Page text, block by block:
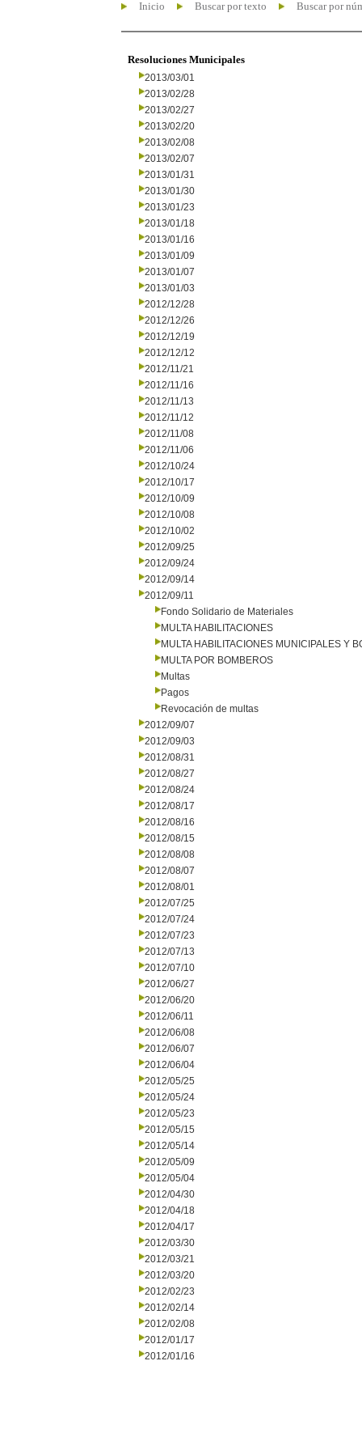
Inicio Buscar por texto Buscar por
Resoluciones Municipales
2013/03/01
2013/02/28
2013/02/27
2013/02/20
2013/02/08
2013/02/07
2013/01/31
2013/01/30
2013/01/23
2013/01/18
2013/01/16
2013/01/09
2013/01/07
2013/01/03
2012/12/28
2012/12/26
2012/12/19
2012/12/12
2012/11/21
2012/11/16
2012/11/13
2012/11/12
2012/11/08
2012/11/06
2012/10/24
2012/10/17
2012/10/09
2012/10/08
2012/10/02
2012/09/25
2012/09/24
2012/09/14
2012/09/11
Fondo Solidario de Materiales
MULTA HABILITACIONES
MULTA HABILITACIONES MUNICIPALES Y
MULTA POR BOMBEROS
Multas
Pagos
Revocación de multas
2012/09/07
2012/09/03
2012/08/31
2012/08/27
2012/08/24
2012/08/17
2012/08/16
2012/08/15
2012/08/08
2012/08/07
2012/08/01
2012/07/25
2012/07/24
2012/07/23
2012/07/13
2012/07/10
2012/06/27
2012/06/20
2012/06/11
2012/06/08
2012/06/07
2012/06/04
2012/05/25
2012/05/24
2012/05/23
2012/05/15
2012/05/14
2012/05/09
2012/05/04
2012/04/30
2012/04/18
2012/04/17
2012/03/30
2012/03/21
2012/03/20
2012/02/23
2012/02/14
2012/02/08
2012/01/17
2012/01/16